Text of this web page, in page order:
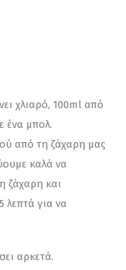
χλιαρό, 100ml από
ένα μπολ.
από τη ζάχαρη μας
καλά να
ζάχαρη και
λεπτά για να
αρκετά.